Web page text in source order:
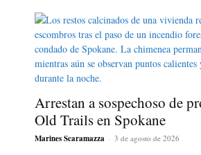
Arrestan a sospechoso de
Old Trails en Spokane
Marines Scaramazza - 3 de agosto de 2026